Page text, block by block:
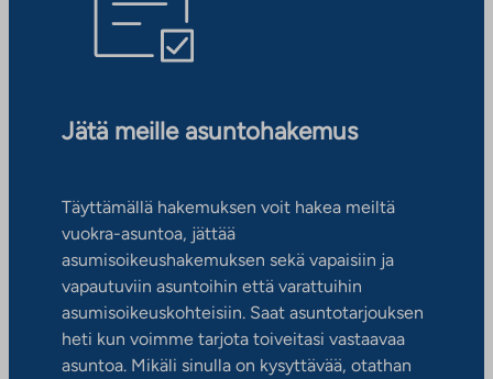
Jätä meille asuntohakemus
Täyttämällä hakemuksen voit hakea meiltä
vuokra-asuntoa, jättää
asumisoikeushakemuksen sekä vapaisiin ja
vapautuviin asuntoihin että varattuihin
asumisoikeuskohteisiin. Saat asuntotarjouksen
heti kun voimme tarjota toiveitasi vastaavaa
asuntoa. Mikäli sinulla on kysyttävää, otathan